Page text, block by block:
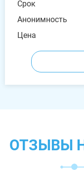
Срок
Анонимность
Цена
ОТЗЫВЫ